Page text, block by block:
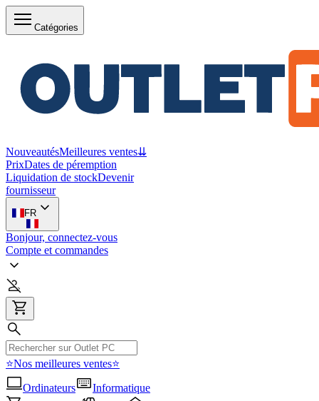
Catégories
NouveautésMeilleures ventes⇊
PrixDates de péremption
Liquidation de stockDevenir
fournisseur
FR
Bonjour, connectez-vous
Compte et commandes
⭐Nos meilleures ventes⭐
Ordinateurs
Informatique